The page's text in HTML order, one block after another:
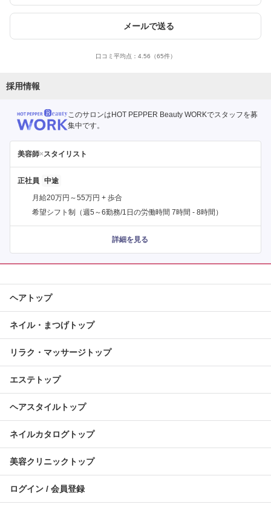
メールで送る
口コミ平均点： 4.56 （65件）
採用情報
このサロンはHOT PEPPER Beauty WORKでスタッフを募
集中です。
美容師×スタイリスト
正社員
月給20万円～55万円 + 歩合
希望シフト制（週5～6勤務/1日の労働時間 7時間 - 8時間）
詳細を見る
ヘアトップ
ネイル・まつげトップ
リラク・マッサージトップ
エステトップ
ヘアスタイルトップ
ネイルカタログトップ
美容クリニックトップ
ログイン / 会員登録